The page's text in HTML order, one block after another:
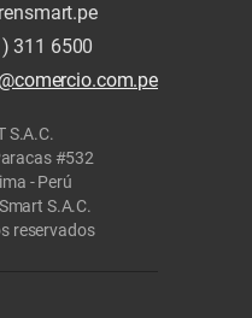
311 6500
S.A.C.
#532
- Perú
S.A.C.
reservados